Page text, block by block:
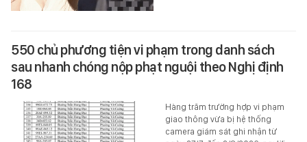
550 chủ phương tiện vi phạm trong danh sách
sau nhanh chóng nộp phạt nguội theo Nghị định
168
Hàng trăm trường hợp vi phạm
giao thông vừa bị hệ thống
camera giám sát ghi nhận từ